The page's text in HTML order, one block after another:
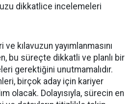
dikkatlice incelemeleri
kılavuzun yayımlanmasını
bu süreçte dikkatli ve planlı bir
gerektiğini unutmamalıdır.
birçok aday için kariyer
olacak. Dolayısıyla, sürecin en